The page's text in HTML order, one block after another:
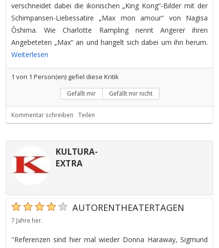
verschneidet dabei die ikonischen „King Kong“-Bilder mit der
Schimpansen-Liebessatire „Max mon amour“ von Nagisa
Ōshima. Wie Charlotte Rampling nennt Angerer ihren
Angebeteten „Max“ an und hangelt sich dabei um ihn herum.
Weiterlesen
1 von 1 Person(en) gefiel diese Kritik
Gefällt mir Gefällt mir nicht
Kommentar schreiben Teilen
KULTURA-
EXTRA
AUTORENTHEATERTAGEN
7 Jahre her.
''Referenzen sind hier mal wieder Donna Haraway, Sigmund